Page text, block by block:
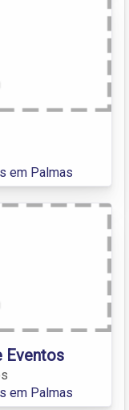
em Palmas
Eventos
em Palmas